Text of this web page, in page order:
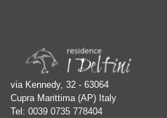
via Kennedy, 32 - 63064
Cupra Marittima (AP) Italy
Tel: 0039 0735 778404